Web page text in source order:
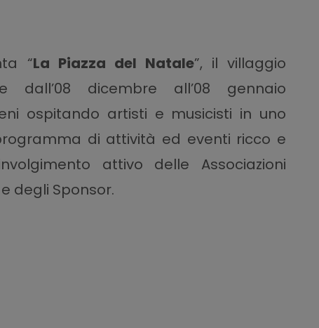
“La Piazza del Natale”, il villaggio
dicembre all’08 gennaio
ospitando artisti e musicisti in uno
di attività ed eventi ricco e
attivo delle Associazioni
degli Sponsor.